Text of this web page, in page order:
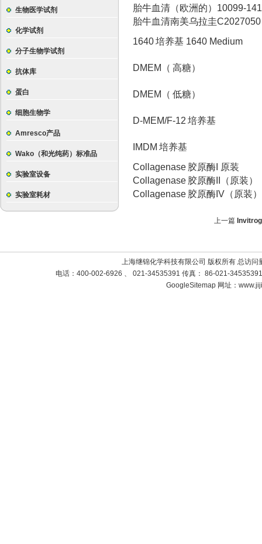
生物医学试剂
化学试剂
分子生物学试剂
抗体库
蛋白
细胞生物学
Amresco产品
Wako（和光纯药）标准品
实验室设备
实验室耗材
胎牛血清（欧洲的）10099-
胎牛血清南美乌拉圭C2027050
1640培养基 1640 Medium
DMEM（ 高糖）
DMEM（ 低糖）
D-MEM/F-12 培养基
IMDM 培养基
Collagenase 胶原酶I 原装
Collagenase 胶原酶II（原装）
Collagenase 胶原酶IV（原装）
上一篇
上海继锦化学科技有限公司 版权所有 总访问
电话：400-002-6926 、 021-34535391 传真： 86-021-
GoogleSitemap 网址：